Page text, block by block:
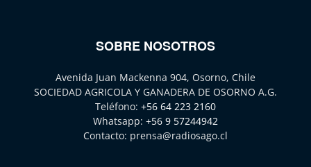
SOBRE NOSOTROS
Avenida Juan Mackenna 904, Osorno, Chile
SOCIEDAD AGRICOLA Y GANADERA DE OSORNO A.G.
Teléfono: +56 64 223 2160
Whatsapp: +56 9 57244942
Contacto: prensa@radiosago.cl